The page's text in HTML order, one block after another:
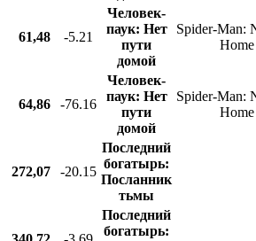
61,48 -5.21
Человек-
паук: Нет
пути
домой
Spider-Man:
Home
64,86 -76.16
Человек-
паук: Нет
пути
домой
Spider-Man:
Home
272,07 -20.15
Последний
богатырь:
Посланник
тьмы
Последний
богатырь: